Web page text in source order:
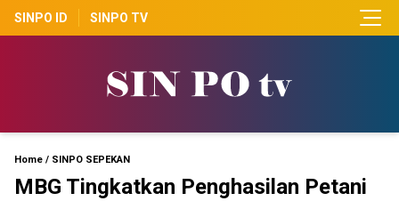
SINPO ID SINPO TV
Home / SINPO SEPEKAN
MBG Tingkatkan Penghasilan Petani